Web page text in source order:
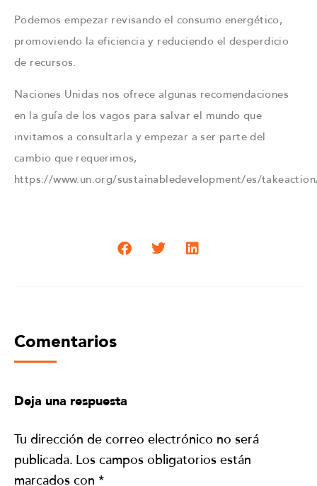
Podemos empezar revisando el consumo energético,
promoviendo la eficiencia y reduciendo el desperdicio
de recursos.
Naciones Unidas nos ofrece algunas recomendaciones
en la guía de los vagos para salvar el mundo que
invitamos a consultarla y empezar a ser parte del
cambio que requerimos,
https://www.un.org/sustainabledevelopment/es/
Comentarios
Deja una respuesta
Tu dirección de correo electrónico no será
publicada. Los campos obligatorios están
marcados con *